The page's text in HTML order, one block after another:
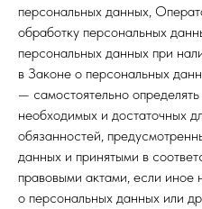
персональных данных,
обработку персональных
персональных данных при
в Законе о персональных
— самостоятельно
необходимых и достаточных
обязанностей,
данных и принятыми в
правовыми актами, если иное
о персональных данных или